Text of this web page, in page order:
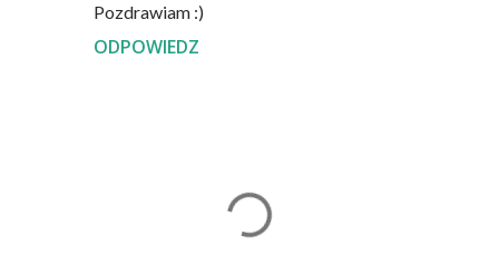
Pozdrawiam :)
ODPOWIEDZ